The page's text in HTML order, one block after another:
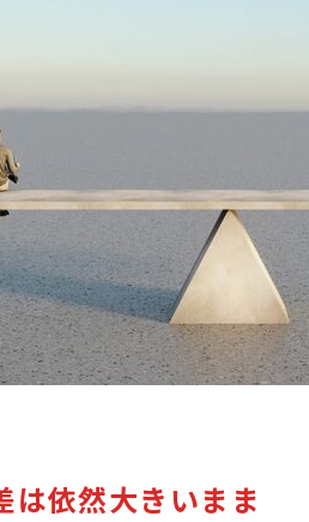
は依然大きいまま